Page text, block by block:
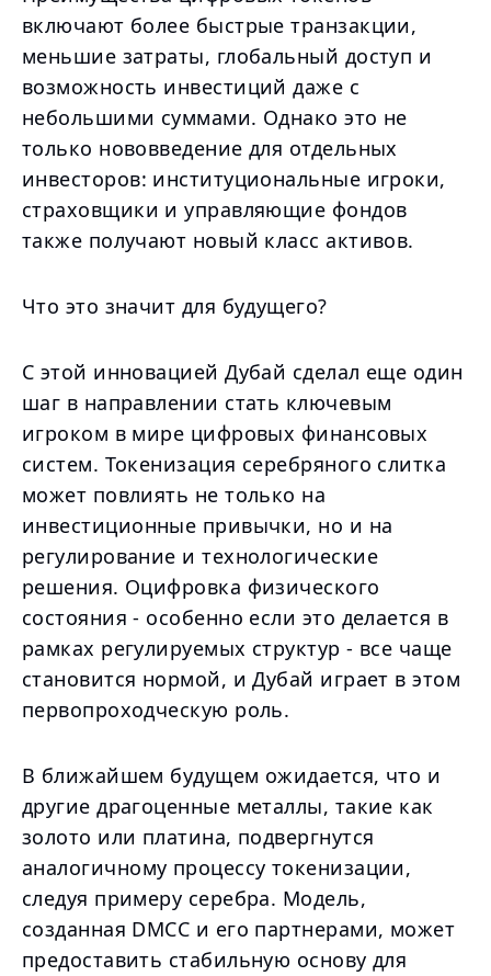
включают более быстрые транзакции,
меньшие затраты, глобальный доступ и
возможность инвестиций даже с
небольшими суммами. Однако это не
только нововведение для отдельных
инвесторов: институциональные игроки,
страховщики и управляющие фондов
также получают новый класс активов.
Что это значит для будущего?
С этой инновацией Дубай сделал еще один
шаг в направлении стать ключевым
игроком в мире цифровых финансовых
систем. Токенизация серебряного слитка
может повлиять не только на
инвестиционные привычки, но и на
регулирование и технологические
решения. Оцифровка физического
состояния - особенно если это делается в
рамках регулируемых структур - все чаще
становится нормой, и Дубай играет в этом
первопроходческую роль.
В ближайшем будущем ожидается, что и
другие драгоценные металлы, такие как
золото или платина, подвергнутся
аналогичному процессу токенизации,
следуя примеру серебра. Модель,
созданная DMCC и его партнерами, может
предоставить стабильную основу для